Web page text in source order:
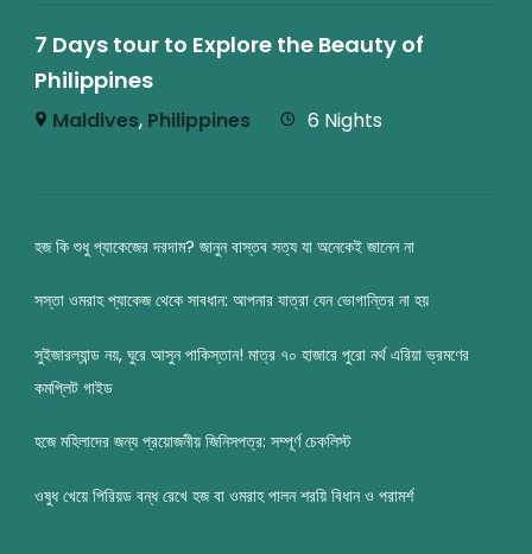
7 Days tour to Explore the Beauty of
Philippines
Maldives, Philippines 6 Nights
হজ কি শুধু প্যাকেজের দরদাম? জানুন বাস্তব সত্য যা অনেকেই জানেন না
সস্তা ওমরাহ প্যাকেজ থেকে সাবধান: আপনার যাত্রা যেন ভোগান্তির না হয়
সুইজারল্যান্ড নয়, ঘুরে আসুন পাকিস্তান! মাত্র ৭০ হাজারে পুরো নর্থ এরিয়া ভ্রমণের
কমপ্লিট গাইড
হজে মহিলাদের জন্য প্রয়োজনীয় জিনিসপত্র: সম্পূর্ণ চেকলিস্ট
ওষুধ খেয়ে পিরিয়ড বন্ধ রেখে হজ বা ওমরাহ পালন শরয়ি বিধান ও পরামর্শ